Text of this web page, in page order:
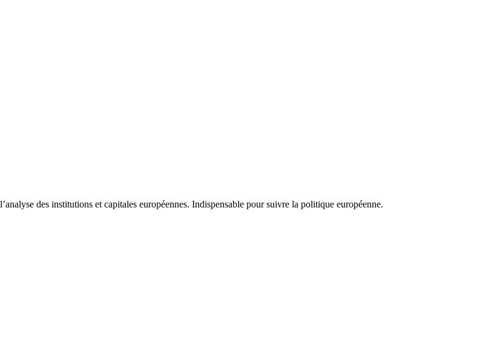
des institutions et capitales européennes. Indispensable pour suivre la politique européenne.